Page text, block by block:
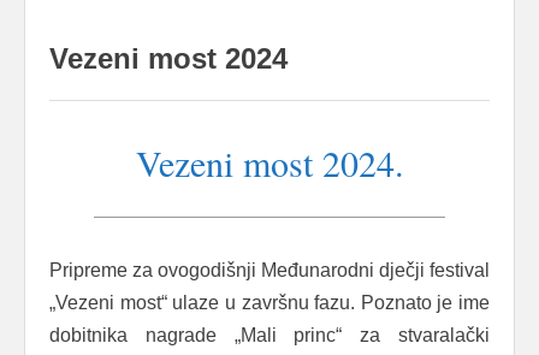
Vezeni most 2024
Vezeni most 2024.
Pripreme za ovogodišnji Međunarodni dječji festival
„Vezeni most“ ulaze u završnu fazu. Poznato je ime
dobitnika nagrade „Mali princ“ za stvaralački